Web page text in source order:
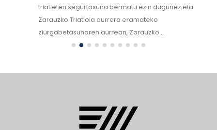
triatleten segurtasuna bermatu ezin dugunez eta
Zarauzko Triatloia aurrera eramateko
ziurgabetasunaren aurrean, Zarauzko...